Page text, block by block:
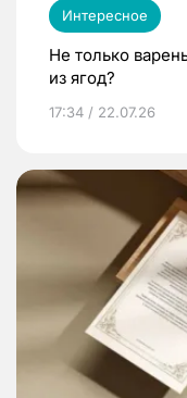
Интересное
Не только
из ягод?
17:34 / 22.07.26